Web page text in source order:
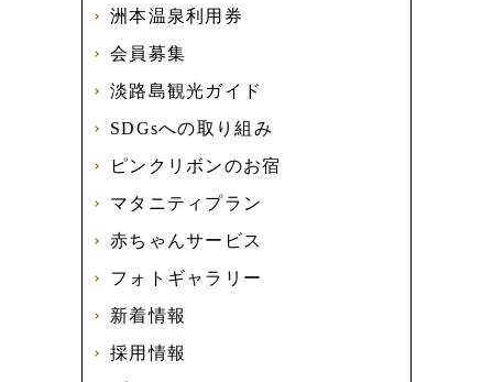
洲本温泉利用券
会員募集
淡路島観光ガイド
SDGsへの取り組み
ピンクリボンのお宿
マタニティプラン
赤ちゃんサービス
フォトギャラリー
新着情報
採用情報